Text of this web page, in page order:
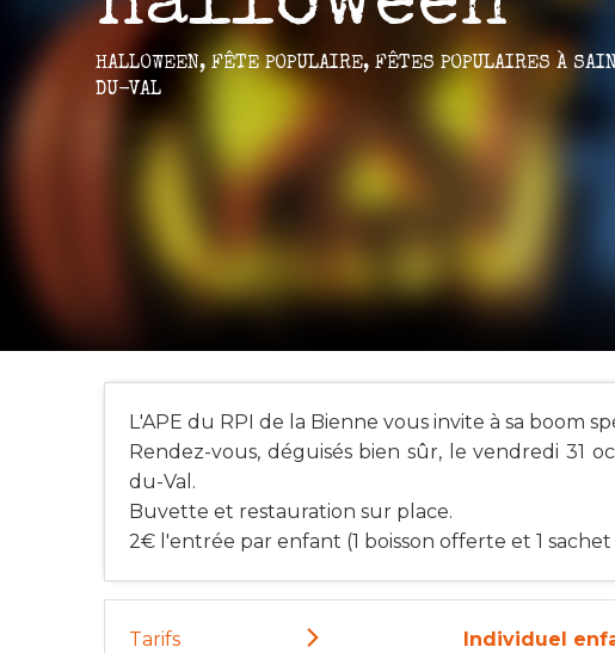
HALLOWEEN, FÊTE POPULAIRE, FÊTES POPULAIRES À
DU-VAL
L'APE du RPI de la Bienne vous invite à sa boom
Rendez-vous, déguisés bien sûr, le vendredi 31
du-Val.
Buvette et restauration sur place.
2€ l'entrée par enfant (1 boisson offerte et 1
Tarifs Individuel